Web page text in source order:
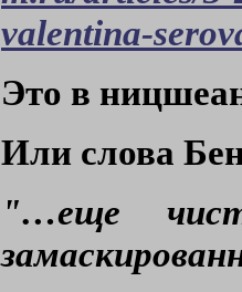
valentina-
Это в
Или слова
"…еще